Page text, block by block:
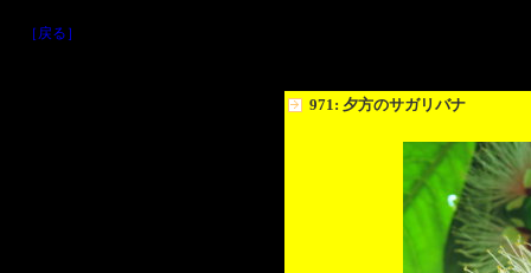
［戻る］
971: 夕方のサガリバナ